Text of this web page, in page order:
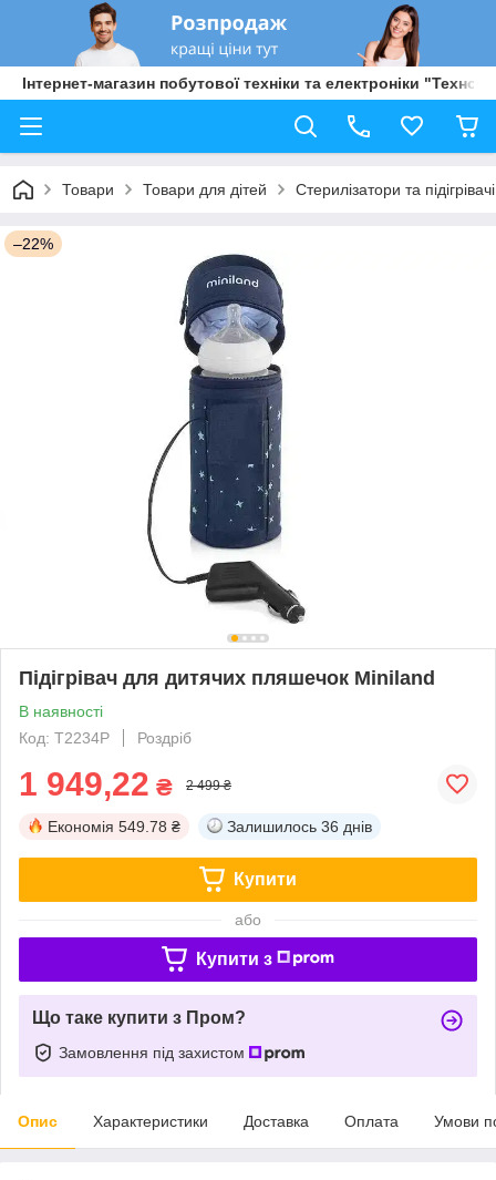
Інтернет-магазин побутової техніки та електроніки "Техно
Товари Товари для дітей Стерилізатори та
–22%
Підігрівач для дитячих пляшечок Miniland
В наявності
Код: T2234P
Роздріб
1 949,22 ₴ 2 499 ₴
Економія 549.78 ₴ Залишилось 36 днів
Купити
або
Купити з
Що таке купити з Пром?
Замовлення під захистом
Опис Характеристики Доставка Оплата Умови